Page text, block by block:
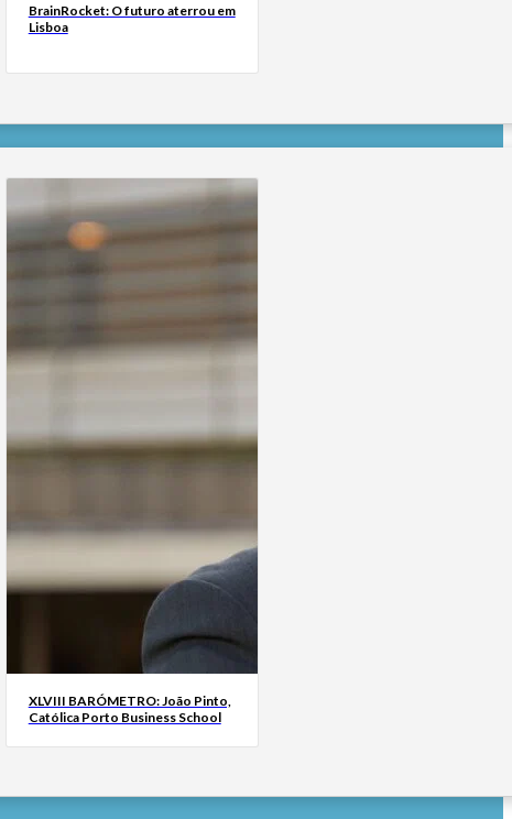
BrainRocket: O futuro aterrou em
Lisboa
XLVIII BARÓMETRO: João Pinto,
Católica Porto Business School